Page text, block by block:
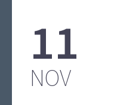
11
NOV